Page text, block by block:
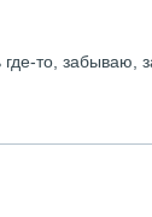
то, забываю,